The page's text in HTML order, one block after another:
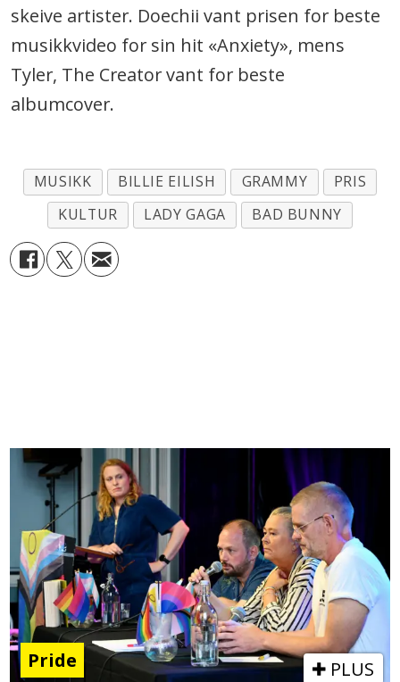
skeive artister. Doechii vant prisen for beste
musikkvideo for sin hit «Anxiety», mens
Tyler, The Creator vant for beste
albumcover.
MUSIKK BILLIE EILISH GRAMMY
PRIS
KULTUR
LADY GAGA BAD BUNNY
Pride PLUS